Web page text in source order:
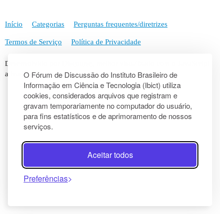
O Fórum de Discussão do Instituto Brasileiro de
Informação em Ciência e Tecnologia (Ibict) utiliza
cookies, considerados arquivos que registram e
gravam temporariamente no computador do usuário,
para fins estatísticos e de aprimoramento de nossos
serviços.
Aceitar todos
Preferências
Início Categorias Perguntas frequentes/diretrizes
Termos de Serviço Política de Privacidade
Desenvolvido por
ativado